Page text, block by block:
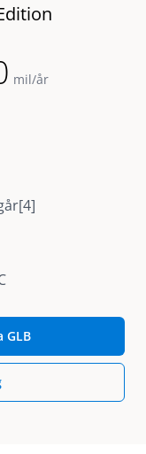
mil/år
GLB